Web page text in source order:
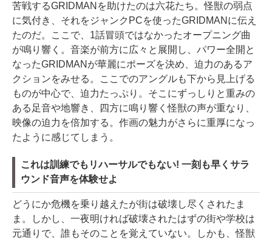
苦戦するGRIDMANを助けたのは六花たち。怪獣の弱点
に気付き、それをジャンクPCを使ったGRIDMANに伝え
たのだ。ここで、1話冒頭ではなかったオープニング曲
が鳴り響く。音楽が前方に広々と展開し、パワー全開と
なったGRIDMANが華麗にポーズを決め、迫力のあるア
クションをみせる。ここでのアングルも下から見上げる
ものが中心で、迫力たっぷり。そこにずっしりと重みの
ある足音や地響き、四方に鳴り響く怪獣の声が重なり、
映像の迫力を倍加する。作画の魅力がさらに重厚になっ
たように感じてしまう。
これは訓練でもリハーサルでもない! 一刻も早くサラ
ウンド音声を体験せよ
どうにか危機を乗り越えたが街は破壊し尽くされたま
ま。しかし、一夜明ければ破壊されたはずの街や学校は
元通りで、誰もそのことを覚えていない。しかも、怪獣